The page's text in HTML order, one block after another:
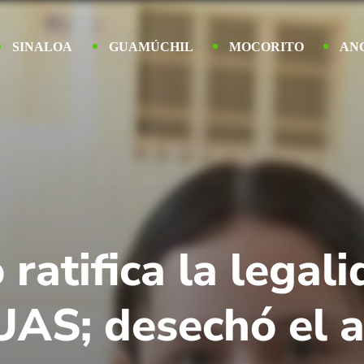
SINALOA GUAMÚCHIL MOCORITO
ratifica la
desechó el